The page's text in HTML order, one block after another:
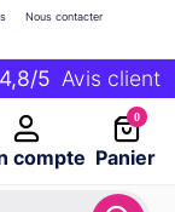
compte
Nous contacter
0
Panier